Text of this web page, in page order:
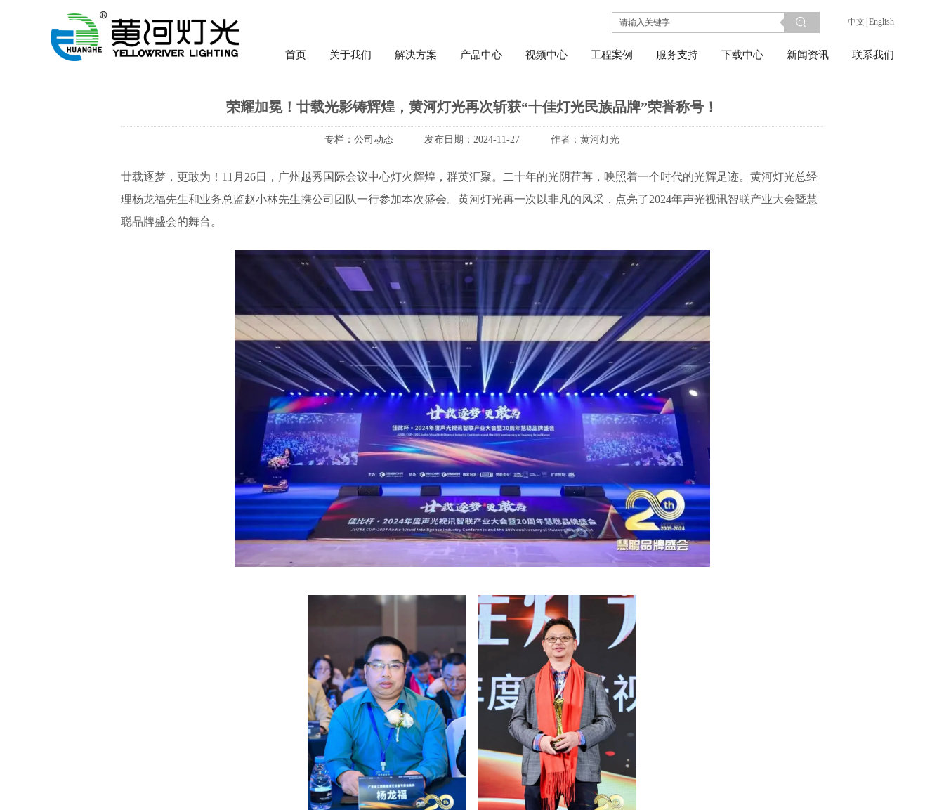
中文 English
首页 关于我们 解决方案 产品中心 视频中心 工程案例 服务支持 下载中心 新闻资讯 联系我们
荣耀加冕！廿载光影铸辉煌，黄河灯光再次斩获“十佳灯光民族品牌”荣誉称号！
专栏： 公司动态 发布日期： 2024-11-27 作者： 黄河灯光
廿载逐梦，更敢为！11月26日，广州越秀国际会议中心灯火辉煌，群英汇聚。二十年的光阴荏苒，映照着一个时代的光辉足迹。黄河灯光总经
理杨龙福先生和业务总监赵小林先生携公司团队一行参加本次盛会。黄河灯光再一次以非凡的风采，点亮了2024年声光视讯智联产业大会暨慧
聪品牌盛会的舞台。